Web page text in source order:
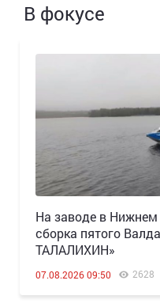
В фокусе
Н️а заводе в Нижнем
сборка пятого
ТАЛАЛИХИН»
07.08.2026 09:50 2628